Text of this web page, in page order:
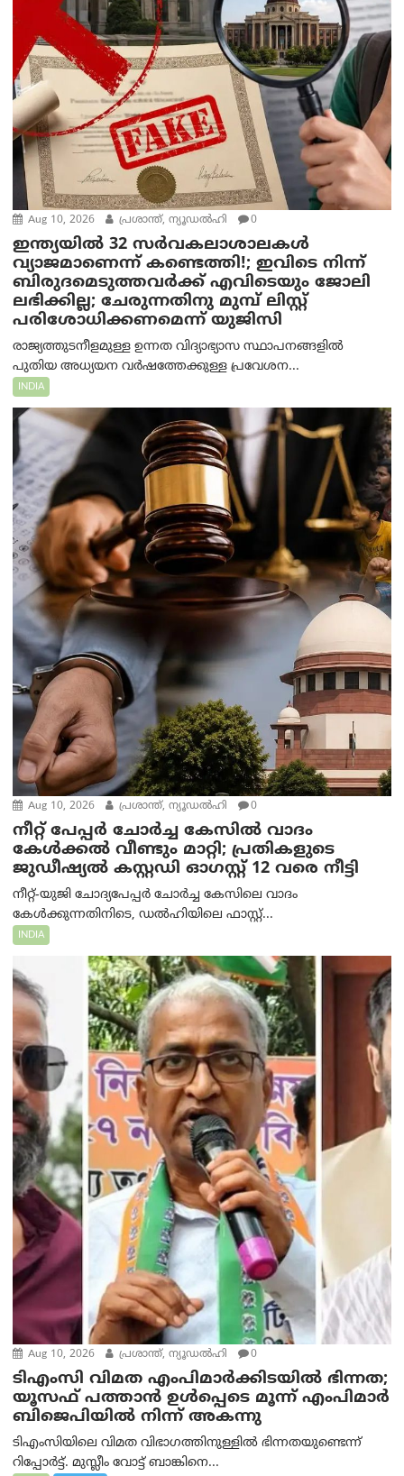
Aug 10, 2026 പ്രശാന്ത്, ന്യൂഡല്‍ഹി 0
ഇന്ത്യയില്‍ 32 സർവകലാശാലകൾ
വ്യാജമാണെന്ന് കണ്ടെത്തി!; ഇവിടെ നിന്ന്
ബിരുദമെടുത്തവര്‍ക്ക് എവിടെയും ജോലി
ലഭിക്കില്ല; ചേരുന്നതിനു മുമ്പ് ലിസ്റ്റ്
പരിശോധിക്കണമെന്ന് യുജിസി
രാജ്യത്തുടനീളമുള്ള ഉന്നത വിദ്യാഭ്യാസ സ്ഥാപനങ്ങളിൽ
പുതിയ അധ്യയന വർഷത്തേക്കുള്ള പ്രവേശന...
INDIA
Aug 10, 2026 പ്രശാന്ത്, ന്യൂഡല്‍ഹി 0
നീറ്റ് പേപ്പർ ചോർച്ച കേസിൽ വാദം
കേൾക്കൽ വീണ്ടും മാറ്റി; പ്രതികളുടെ
ജുഡീഷ്യൽ കസ്റ്റഡി ഓഗസ്റ്റ് 12 വരെ നീട്ടി
നീറ്റ്-യുജി ചോദ്യപേപ്പർ ചോർച്ച കേസിലെ വാദം
കേൾക്കുന്നതിനിടെ, ഡൽഹിയിലെ ഫാസ്റ്റ്...
INDIA
Aug 10, 2026 പ്രശാന്ത്, ന്യൂഡല്‍ഹി 0
ടിഎംസി വിമത എംപിമാർക്കിടയിൽ ഭിന്നത;
യൂസഫ് പത്താൻ ഉൾപ്പെടെ മൂന്ന് എംപിമാർ
ബിജെപിയിൽ നിന്ന് അകന്നു
ടിഎംസിയിലെ വിമത വിഭാഗത്തിനുള്ളിൽ ഭിന്നതയുണ്ടെന്ന്
റിപ്പോര്‍ട്ട്. മുസ്ലീം വോട്ട് ബാങ്കിനെ...